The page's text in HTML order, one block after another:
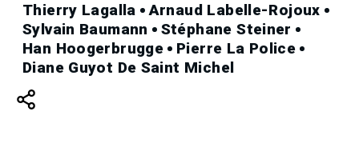
Thierry Lagalla
Arnaud Labelle-Rojoux
Sylvain Baumann
Stéphane Steiner
Han Hoogerbrugge
Pierre La Police
Diane Guyot De Saint Michel